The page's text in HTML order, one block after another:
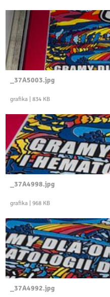
_37A5003.jpg
grafika 834 KB
_37A4998.jpg
grafika 968 KB
_37A4992.jpg